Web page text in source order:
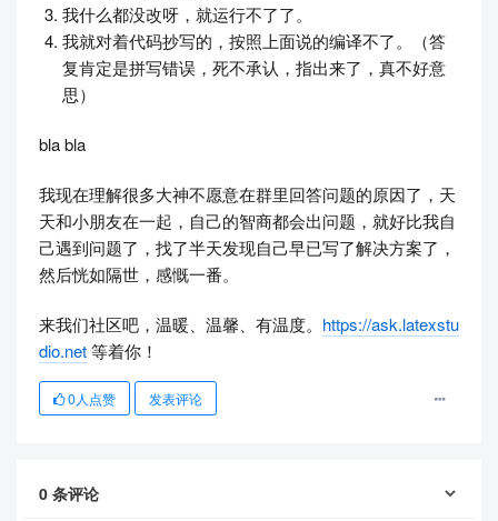
我什么都没改呀，就运行不了了。
我就对着代码抄写的，按照上面说的编译不了。（答
复肯定是拼写错误，死不承认，指出来了，真不好意
思）
bla bla
我现在理解很多大神不愿意在群里回答问题的原因了，天
天和小朋友在一起，自己的智商都会出问题，就好比我自
己遇到问题了，找了半天发现自己早已写了解决方案了，
然后恍如隔世，感慨一番。
来我们社区吧，温暖​、温馨、有温度。 https://ask.latexstu
dio.net等着你！
0 人点赞 发表评论
0 条评论